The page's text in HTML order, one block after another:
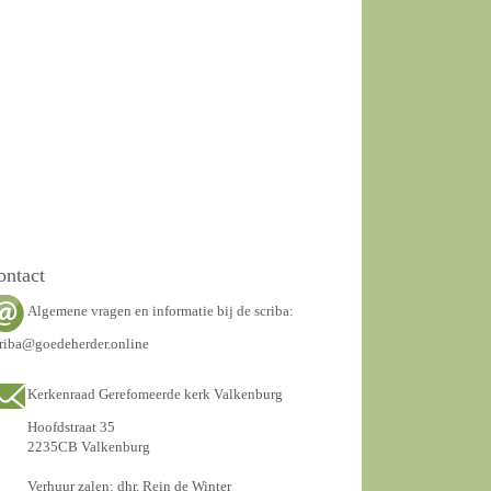
Algemene vragen en informatie bij de scriba:
Kerkenraad Gerefomeerde kerk Valkenburg
Hoofdstraat 35
2235CB Valkenburg
Verhuur zalen: dhr. Rein de Winter